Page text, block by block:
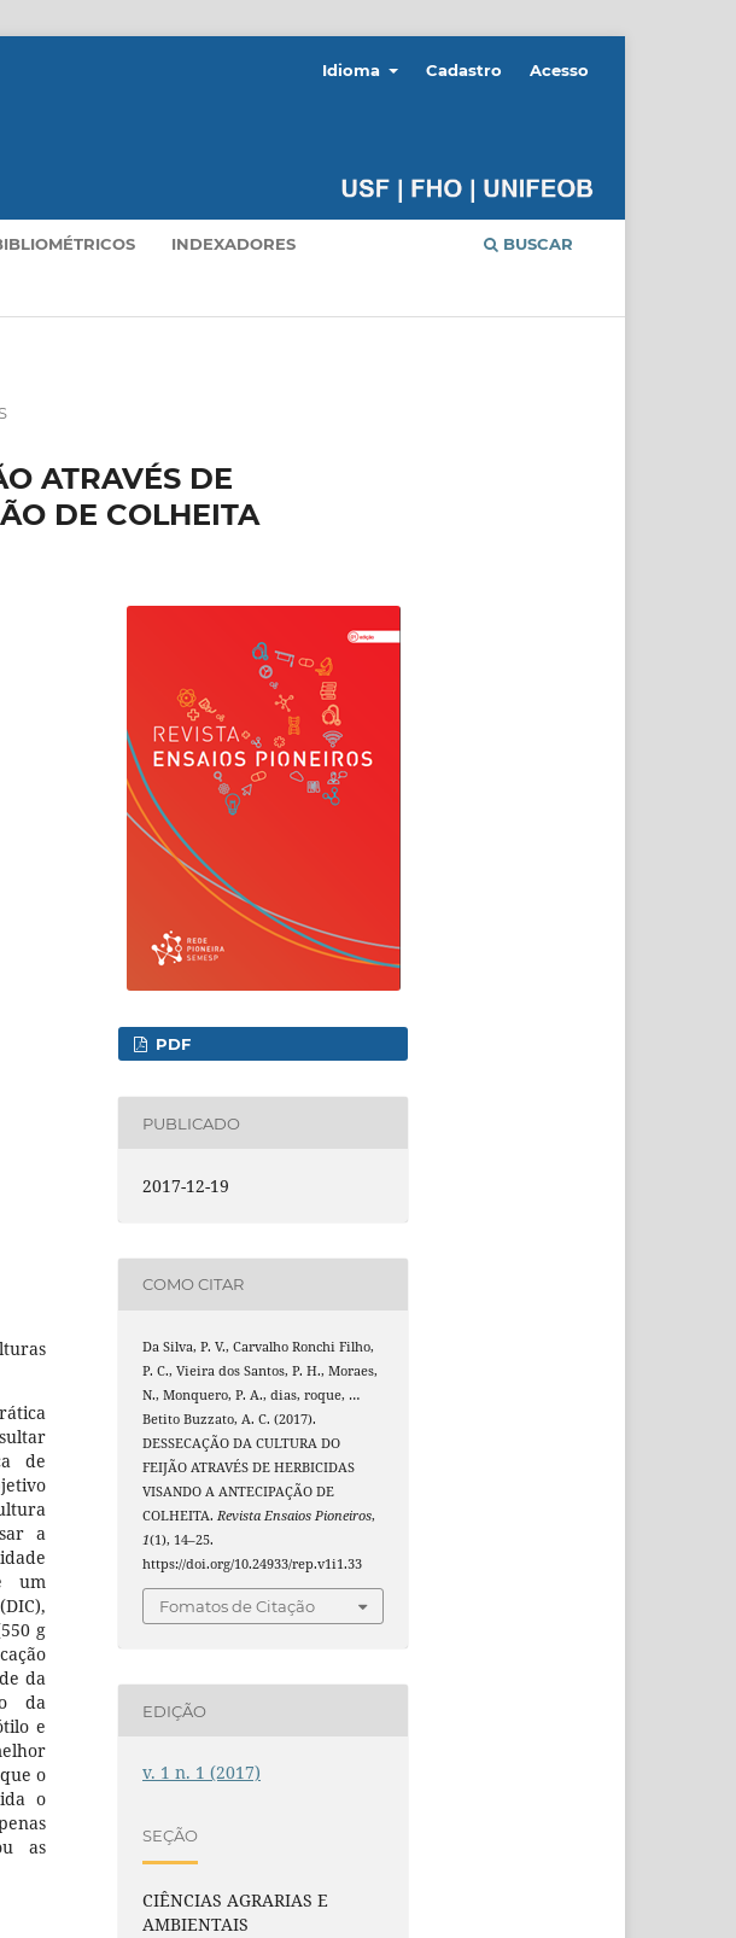
INDEXADORES BUSCAR
Idioma Cadastro Acesso
ATRAVÉS DE
DE COLHEITA
de
a
um
g
da
da
e
o
o
as
PDF
PUBLICADO
2017-12-19
COMO CITAR
Da Silva, P. V., Carvalho Ronchi Filho,
P. C., Vieira dos Santos, P. H., Moraes,
N., Monquero, P. A., dias, roque, …
Betito Buzzato, A. C. (2017).
DESSECAÇÃO DA CULTURA DO
FEIJÃO ATRAVÉS DE HERBICIDAS
VISANDO A ANTECIPAÇÃO DE
COLHEITA. Revista Ensaios Pioneiros,
1(1), 14–25.
https://doi.org/10.24933/rep.v1i1.33
Fomatos de Citação
EDIÇÃO
v. 1 n. 1 (2017)
SEÇÃO
CIÊNCIAS AGRARIAS E
AMBIENTAIS